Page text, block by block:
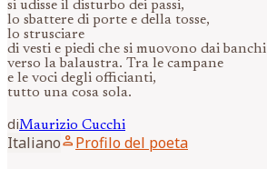
si udisse il disturbo dei passi,
lo sbattere di porte e della tosse,
lo strusciare
di vesti e piedi che si muovono dai banchi
verso la balaustra. Tra le campane
e le voci degli officianti,
tutto una cosa sola.
diMaurizio Cucchi
Italianoperson Profilo del poeta